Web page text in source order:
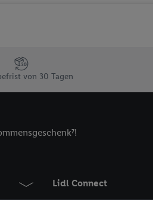
von 30 Tagen
Lidl Connect
eine spezielle Online-Kennung
Utiq-Kennung verwenden
Hashwert umgewandelte E-Mail-
der IP-Adresse und einer
Wir werden diese Kennung
den Lidl-Diensten zu erfassen.
werden, die von Dritten betrieben
Einwilligung generell zu